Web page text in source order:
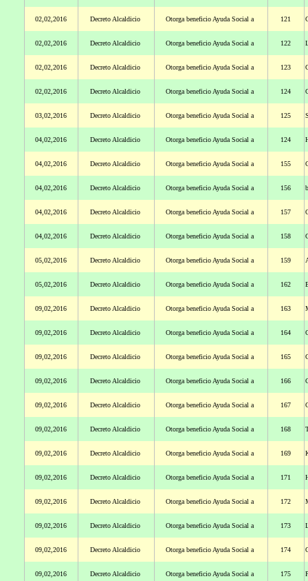
02,02,2016 Decreto Alcaldicio Otorga beneficio Ayuda Social a 121
02,02,2016 Decreto Alcaldicio Otorga beneficio Ayuda Social a 122
02,02,2016 Decreto Alcaldicio Otorga beneficio Ayuda Social a 123
02,02,2016 Decreto Alcaldicio Otorga beneficio Ayuda Social a 124
03,02,2016 Decreto Alcaldicio Otorga beneficio Ayuda Social a 125
04,02,2016 Decreto Alcaldicio Otorga beneficio Ayuda Social a 124
04,02,2016 Decreto Alcaldicio Otorga beneficio Ayuda Social a 155
04,02,2016 Decreto Alcaldicio Otorga beneficio Ayuda Social a 156
04,02,2016 Decreto Alcaldicio Otorga beneficio Ayuda Social a 157
04,02,2016 Decreto Alcaldicio Otorga beneficio Ayuda Social a 158
05,02,2016 Decreto Alcaldicio Otorga beneficio Ayuda Social a 159
05,02,2016 Decreto Alcaldicio Otorga beneficio Ayuda Social a 162
09,02,2016 Decreto Alcaldicio Otorga beneficio Ayuda Social a 163
09,02,2016 Decreto Alcaldicio Otorga beneficio Ayuda Social a 164
09,02,2016 Decreto Alcaldicio Otorga beneficio Ayuda Social a 165
09,02,2016 Decreto Alcaldicio Otorga beneficio Ayuda Social a 166
09,02,2016 Decreto Alcaldicio Otorga beneficio Ayuda Social a 167
09,02,2016 Decreto Alcaldicio Otorga beneficio Ayuda Social a 168
09,02,2016 Decreto Alcaldicio Otorga beneficio Ayuda Social a 169
09,02,2016 Decreto Alcaldicio Otorga beneficio Ayuda Social a 171
09,02,2016 Decreto Alcaldicio Otorga beneficio Ayuda Social a 172
09,02,2016 Decreto Alcaldicio Otorga beneficio Ayuda Social a 173
09,02,2016 Decreto Alcaldicio Otorga beneficio Ayuda Social a 174
09,02,2016 Decreto Alcaldicio Otorga beneficio Ayuda Social a 175